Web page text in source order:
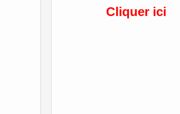
Cliquer ici